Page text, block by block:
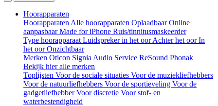
Hoorapparaten
Hoorapparaten Alle hoorapparaten OplaadbaarOnline
aanpasbaarMade for iPhone Ruis/tinnitusmaskeerder
Type hoorapparaat Luidspreker in het oorAchter het oorIn
het oorOnzichtbaar
Merken Oticon Signia Audio Service ReSound Phonak
Bekijk hier alle merken
Toplijsten Voor de sociale situaties Voor de muziekliefhebbers
Voor de natuurliefhebbers Voor de sportieveling Voor de
gadgetliefhebberVoor discretie Voor stof- en
waterbestendigheid